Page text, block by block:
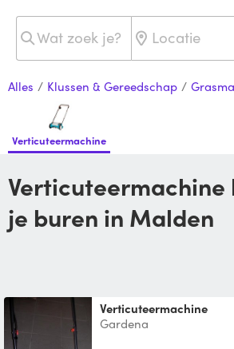
Alles / Klussen & Gereedschap /
Verticuteermachine
Verticuteermachine huren van
je buren in Malden
Verticuteermachine
Gardena